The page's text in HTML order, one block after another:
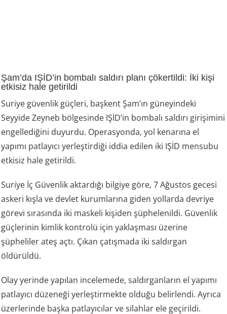
Şam’da IŞİD’in bombalı saldırı planı çökertildi: İki kişi
etkisiz hale getirildi
Suriye güvenlik güçleri, başkent Şam’ın güneyindeki
Seyyide Zeyneb bölgesinde IŞİD’in bombalı saldırı girişimini
engellediğini duyurdu. Operasyonda, yol kenarına el
yapımı patlayıcı yerleştirdiği iddia edilen iki IŞİD mensubu
etkisiz hale getirildi.
Suriye İç Güvenlik aktardığı bilgiye göre, 7 Ağustos gecesi
askeri kışla ve devlet kurumlarına giden yollarda devriye
görevi sırasında iki maskeli kişiden şüphelenildi. Güvenlik
güçlerinin kimlik kontrolü için yaklaşması üzerine
şüpheliler ateş açtı. Çıkan çatışmada iki saldırgan
öldürüldü.
Olay yerinde yapılan incelemede, saldırganların el yapımı
patlayıcı düzeneği yerleştirmekte olduğu belirlendi. Ayrıca
üzerlerinde başka patlayıcılar ve silahlar ele geçirildi.